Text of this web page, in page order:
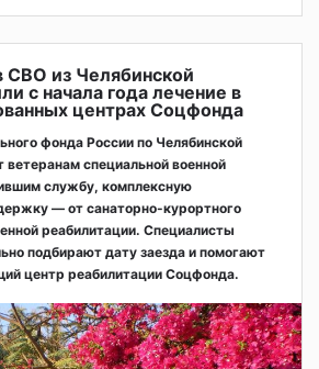
СВО из Челябинской
с начала года лечение в
центрах Соцфонда
фонда России по Челябинской
ветеранам специальной военной
службу, комплексную
— от санаторно-курортного
реабилитации. Специалисты
подбирают дату заезда и помогают
центр реабилитации Соцфонда.